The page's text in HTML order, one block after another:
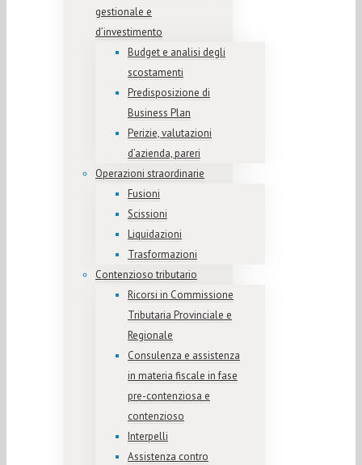
gestionale e
d’investimento
Budget e analisi degli
scostamenti
Predisposizione di
Business Plan
Perizie, valutazioni
d’azienda, pareri
Operazioni straordinarie
Fusioni
Scissioni
Liquidazioni
Trasformazioni
Contenzioso tributario
Ricorsi in Commissione
Tributaria Provinciale e
Regionale
Consulenza e assistenza
in materia fiscale in fase
pre-contenziosa e
contenzioso
Interpelli
Assistenza contro